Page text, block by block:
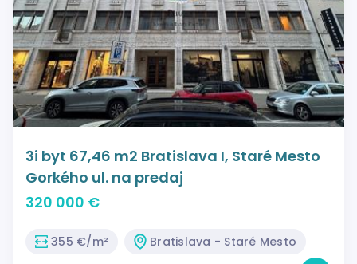
3i byt 67,46 m2 Bratislava I, Staré Mesto
Gorkého ul. na predaj
320 000 €
355 €/m²
Bratislava - Staré Mesto